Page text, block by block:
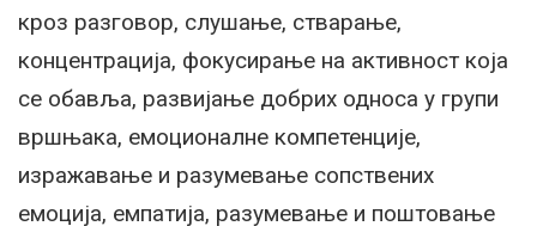
кроз разговор, слушање, стварање,
концентрација, фокусирање на активност која
се обавља, развијање добрих односа у групи
вршњака, емоционалне компетенције,
изражавање и разумевање сопствених
емоција, емпатија, разумевање и поштовање